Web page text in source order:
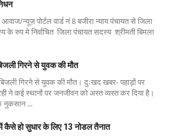
न्यूज़ पोर्टल वार्ड नं 8 बजीरा न्याय पंचायत से जिला
के रुप मे निर्वाचित जिला पंचायत सदस्य श्रीमती बिमला
गिरने से युवक की मौत
गिरने से युवक की मौत। दुःखद खबर- पहाड़ों पर
ने कई स्थानों पर जनजीवन को अस्त व्यस्त कर दिया है।
...
में कैसे हो सुधार के लिए 13 नोडल तैनात